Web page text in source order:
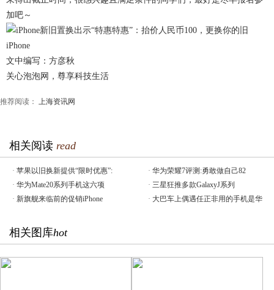
加吧～
文中编写：方彦秋
关心泡泡网，尊享科技生活
推荐阅读： 上海资讯网
相关阅读 read
· 苹果以旧换新提供“限时优惠”: · 华为荣耀7评测:勇敢做自己82
· 华为Mate20系列手机这六项 · 三星狂推多款GalaxyJ系列
· 新旗舰来临前的促销iPhone · 大巴车上偶遇任正非用的手机是华
相关图库hot